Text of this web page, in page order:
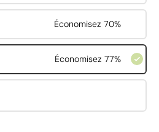
Économisez 70%
Économisez 77%